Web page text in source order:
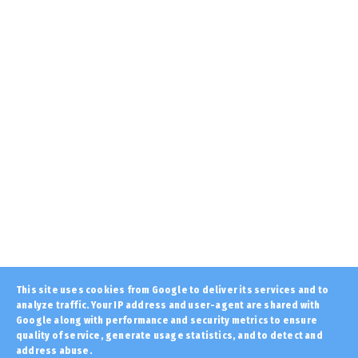
AMYNA
Ήρθαν κι απόψε οι «πελάτες»... Παραβιάσεις
του εναέριου χώρο...
August 06, 2026
This site uses cookies from Google to deliver its services and to
analyze traffic. Your IP address and user-agent are shared with
Google along with performance and security metrics to ensure
quality of service, generate usage statistics, and to detect and
address abuse.